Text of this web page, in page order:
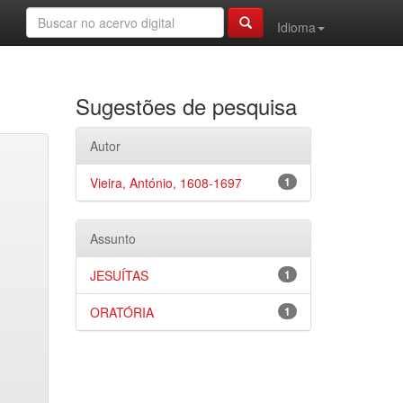
Idioma
Sugestões de pesquisa
Autor
1
Vieira, António, 1608-1697
Assunto
1
JESUÍTAS
1
ORATÓRIA